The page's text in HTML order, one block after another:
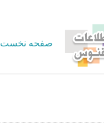
صفحه نخست